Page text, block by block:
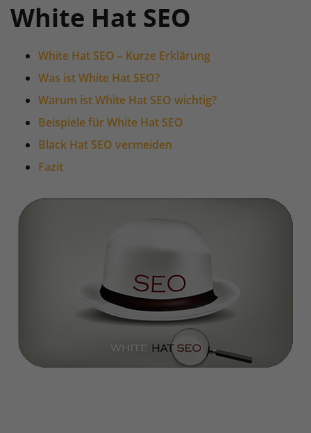
White Hat SEO
White Hat SEO – Kurze Erklärung
Was ist White Hat SEO?
Warum ist White Hat SEO wichtig?
Beispiele für White Hat SEO
Black Hat SEO vermeiden
Fazit